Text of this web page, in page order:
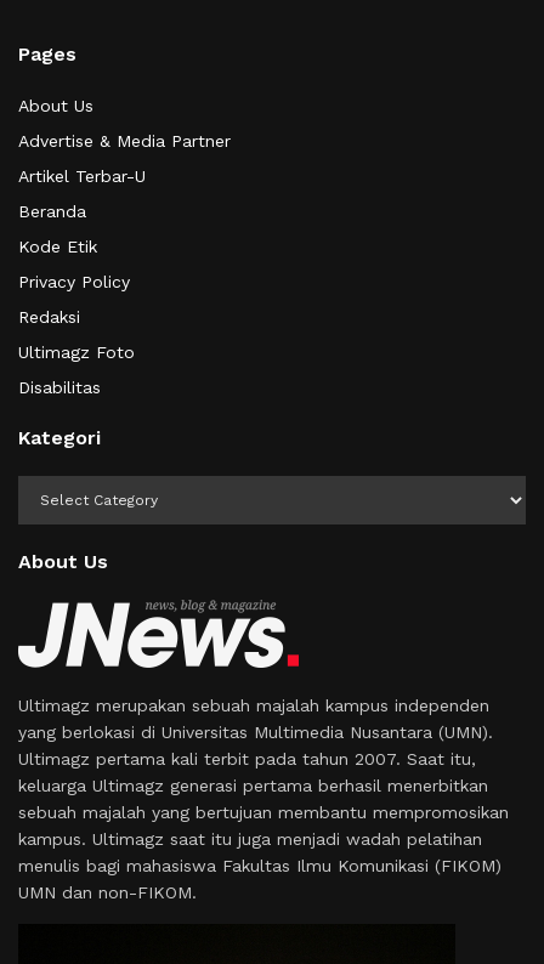
Pages
About Us
Advertise & Media Partner
Artikel Terbar-U
Beranda
Kode Etik
Privacy Policy
Redaksi
Ultimagz Foto
Disabilitas
Kategori
About Us
Ultimagz merupakan sebuah majalah kampus independen
yang berlokasi di Universitas Multimedia Nusantara (UMN).
Ultimagz pertama kali terbit pada tahun 2007. Saat itu,
keluarga Ultimagz generasi pertama berhasil menerbitkan
sebuah majalah yang bertujuan membantu mempromosikan
kampus. Ultimagz saat itu juga menjadi wadah pelatihan
menulis bagi mahasiswa Fakultas Ilmu Komunikasi (FIKOM)
UMN dan non-FIKOM.